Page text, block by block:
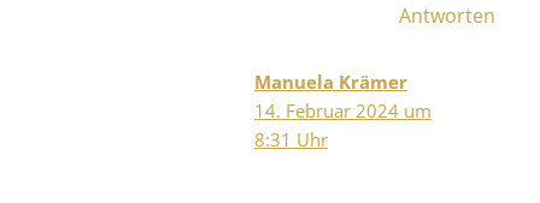
Antworten
Manuela Krämer
14. Februar 2024 um
8:31 Uhr